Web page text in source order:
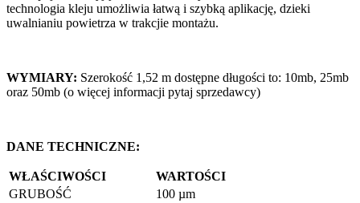
technologia kleju umożliwia łatwą i szybką aplikację, dzieki
uwalnianiu powietrza w trakcjie montażu.
WYMIARY: Szerokość 1,52 m dostępne długości to: 10mb, 25mb
oraz 50mb (o więcej informacji pytaj sprzedawcy)
DANE TECHNICZNE:
WŁAŚCIWOŚCI
WARTOŚCI
GRUBOŚĆ
100 µm